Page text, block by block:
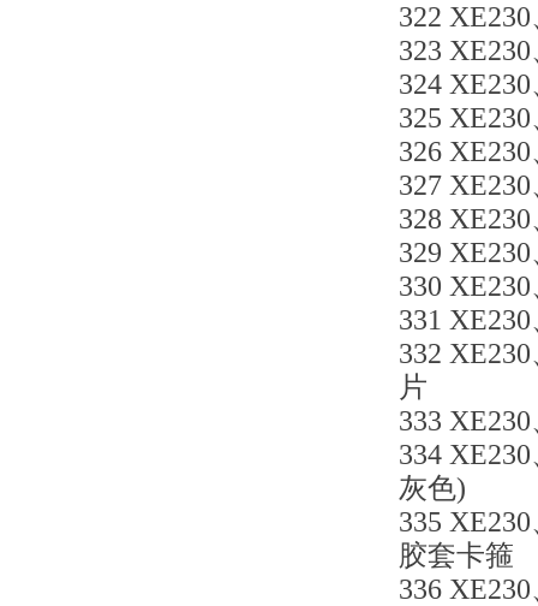
322
323
324
325
326
327
328
329
330
331
332
片
333
334
灰色)
335
胶套卡箍
336